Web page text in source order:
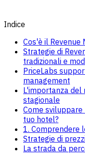
Indice
Cos'è il Revenue
Strategie di
tradizionali e
PriceLabs
management
L'importanza del
stagionale
Come
tuo hotel?
1. Comprendere
Strategie di
La strada da